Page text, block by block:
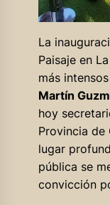
La
Paisaje en
más
Martín
hoy
Provincia de
lugar
pública se
convicción